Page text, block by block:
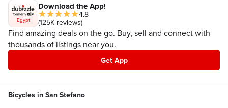
Egypt
Download the App!
4.8
(125K reviews)
Find amazing deals on the go. Buy, sell and connect with
thousands of listings near you.
Get App
Bicycles in San Stefano